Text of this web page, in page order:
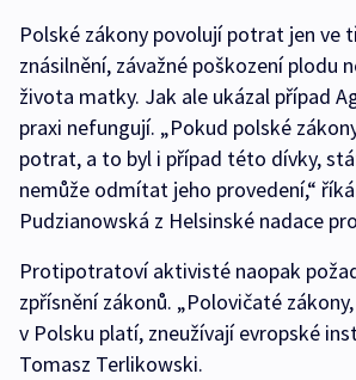
Polské zákony povolují potrat jen ve
znásilnění, závažné poškození plodu
života matky. Jak ale ukázal případ
praxi nefungují. „Pokud polské
potrat, a to byl i případ této dívky,
nemůže odmítat jeho provedení,“
Pudzianowská z Helsinské nadace
Protipotratoví aktivisté naopak
zpřísnění zákonů. „Polovičaté
v Polsku platí, zneužívají evropské
Tomasz Terlikowski.